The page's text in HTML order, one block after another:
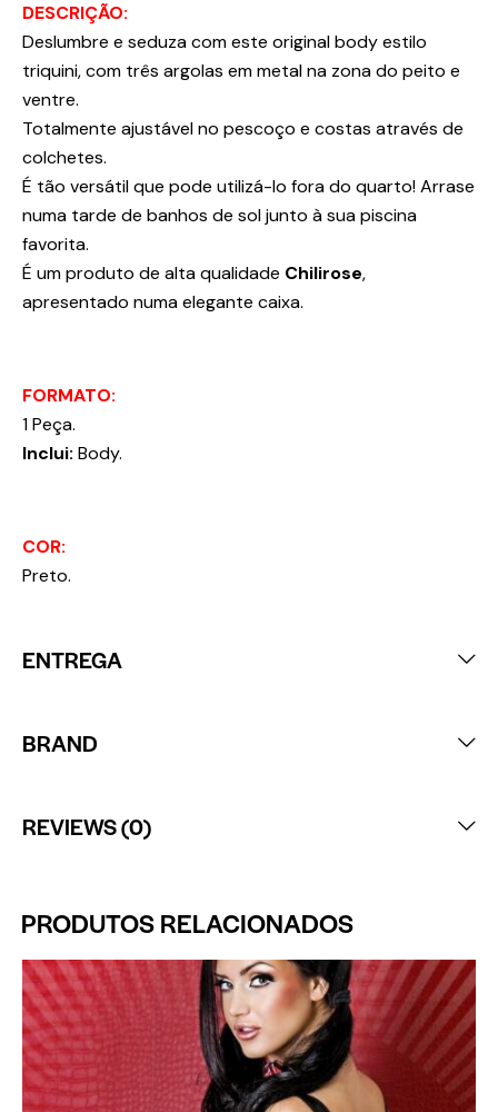
DESCRIÇÃO:
Deslumbre e seduza com este original body estilo
triquini, com três argolas em metal na zona do peito e
ventre.
Totalmente ajustável no pescoço e costas através de
colchetes.
É tão versátil que pode utilizá-lo fora do quarto! Arrase
numa tarde de banhos de sol junto à sua piscina
favorita.
É um produto de alta qualidade Chilirose,
apresentado numa elegante caixa.
FORMATO:
1 Peça.
Inclui: Body.
COR:
Preto.
ENTREGA
BRAND
REVIEWS (0)
PRODUTOS RELACIONADOS